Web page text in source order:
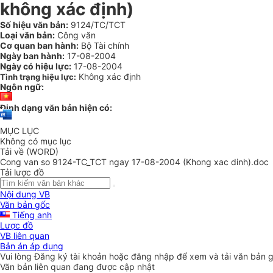
không xác định)
Số hiệu văn bản: 9124/TC/TCT
Loại văn bản: Công văn
Cơ quan ban hành: Bộ Tài chính
Ngày ban hành: 17-08-2004
Ngày có hiệu lực: 17-08-2004
Tình trạng hiệu lực: Không xác định
Ngôn ngữ:
Định dạng văn bản hiện có:
MỤC LỤC
Không có mục lục
Tải về (WORD)
Cong van so 9124-TC_TCT ngay 17-08-2004 (Khong xac dinh).doc
Tải lược đồ
Nội dung VB
Văn bản gốc
Tiếng anh
Lược đồ
VB liên quan
Bản án áp dụng
Vui lòngĐăng ký tài khoản hoặc đăng nhập để xem và tải văn bản
Văn bản liên quan đang được cập nhật